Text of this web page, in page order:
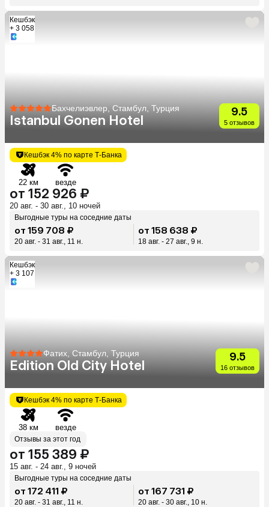
Кешбэк
+ 3 058
Бахчелиэвлер, Стамбул, Турция
Istanbul Gonen Hotel
9.5
5 отзывов
Кешбэк 4% по карте Т-Банка
22 км везде
от 152 926 ₽
20 авг. - 30 авг., 10 ночей
Выгодные туры на соседние даты
от 159 708 ₽
20 авг. - 31 авг., 11 н.
от 158 638 ₽
18 авг. - 27 авг., 9 н.
Кешбэк
+ 3 107
Фатих, Стамбул, Турция
Edition Old City Hotel
9.5
16 отзывов
Кешбэк 4% по карте Т-Банка
38 км везде
Отзывы за этот год
от 155 389 ₽
15 авг. - 24 авг., 9 ночей
Выгодные туры на соседние даты
от 172 411 ₽
20 авг. - 31 авг., 11 н.
от 167 731 ₽
20 авг. - 30 авг., 10 н.